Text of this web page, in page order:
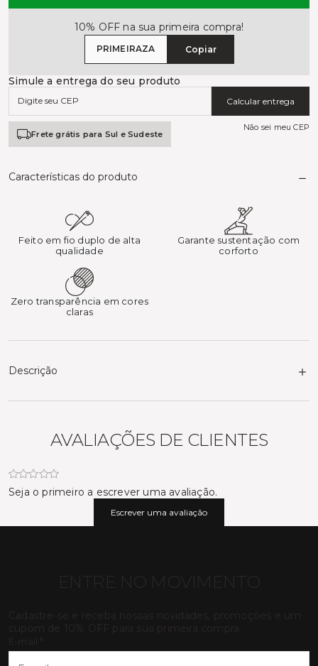
10% OFF na sua primeira compra!
PRIMEIRAZA Copiar
Simule a entrega do seu produto
Calcular entrega
Frete grátis para Sul e Sudeste
Não sei meu CEP
Características do produto
Feito em fio duplo de alta
qualidade
Garante sustentação com
corforto
Zero transparência em cores
claras
Descrição
AVALIAÇÕES DE CLIENTES
Seja o primeiro a escrever uma avaliação.
Escrever uma avaliação